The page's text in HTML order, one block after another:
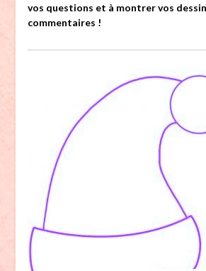
vos questions et à montrer vos
commentaires !